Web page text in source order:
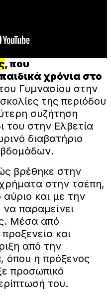
, που
χρόνια στο
Γυμνασίου στην
της περιόδου
συζήτηση
του στην Ελβετία
διαβατήριο
βρέθηκε στην
στην τσέπη,
αύριο και με την
παραμείνει
Μέσα από
και
από την
όπου η πρόξενος
προσωπικό
του.